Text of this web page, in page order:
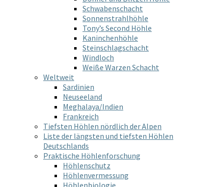
Schwabenschacht
Sonnenstrahlhöhle
Tony’s Second Höhle
Kaninchenhöhle
Steinschlagschacht
Windloch
Weiße Warzen Schacht
Weltweit
Sardinien
Neuseeland
Meghalaya/Indien
Frankreich
Tiefsten Höhlen nördlich der Alpen
Liste der längsten und tiefsten Höhlen
Deutschlands
Praktische Höhlenforschung
Höhlenschutz
Höhlenvermessung
Höhlenbiologie